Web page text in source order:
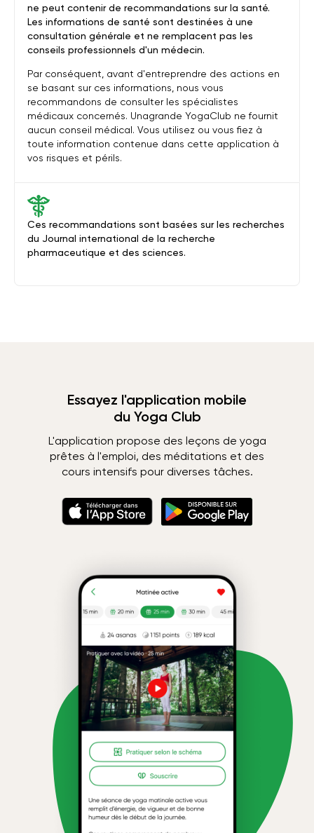
Ces recommandations sont basées sur les recherches
du Journal international de la recherche
pharmaceutique et des sciences.
ne peut contenir de recommandations sur la santé.
Les informations de santé sont destinées à une
consultation générale et ne remplacent pas les
conseils professionnels d'un médecin.
Par conséquent, avant d'entreprendre des actions en
se basant sur ces informations, nous vous
recommandons de consulter les spécialistes
médicaux concernés. Unagrande YogaClub ne fournit
aucun conseil médical. Vous utilisez ou vous fiez à
toute information contenue dans cette application à
vos risques et périls.
Essayez l'application mobile
du Yoga Club
L'application propose des leçons de yoga
prêtes à l'emploi, des méditations et des
cours intensifs pour diverses tâches.